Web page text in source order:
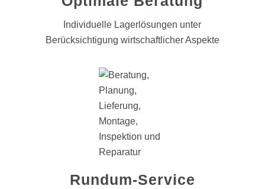
Individuelle Lagerlösungen unter
Berücksichtigung wirtschaftlicher Aspekte
Rundum-Service